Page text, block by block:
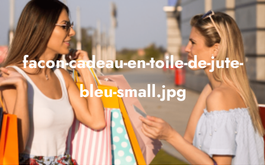
facon-cadeau-en-toile-de-jute-
bleu-small.jpg